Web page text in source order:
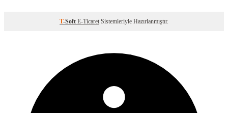
T-Soft E-Ticaret Sistemleriyle Hazırlanmıştır.